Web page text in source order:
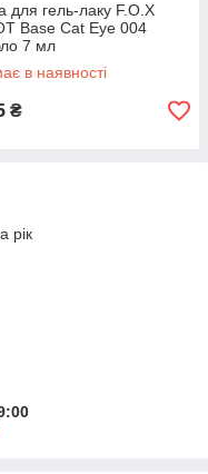
для гель-лаку F.O.X
Base Cat Eye 004
7 мл
в наявності
₴
рік